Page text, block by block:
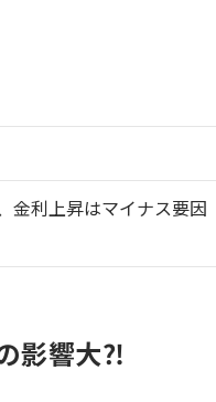
金利上昇はマイナス要因
影響大⁈